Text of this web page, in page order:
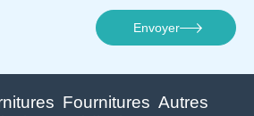
Envoyer
Fournitures Autres